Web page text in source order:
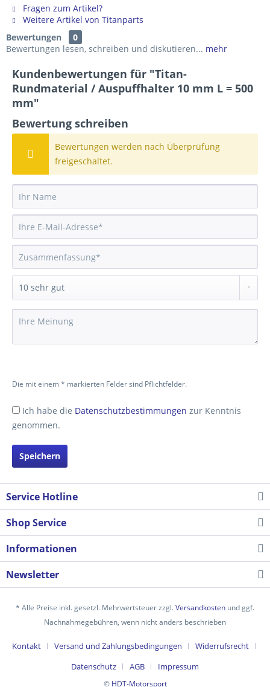
Fragen zum Artikel?
Weitere Artikel von Titanparts
Bewertungen
0
Bewertungen lesen, schreiben und diskutieren... mehr
Kundenbewertungen für "Titan-
Rundmaterial / Auspuffhalter 10 mm L = 500
mm"
Bewertung schreiben
Bewertungen werden nach Überprüfung
freigeschaltet.
Die mit einem * markierten Felder sind Pflichtfelder.
Ich habe die Datenschutzbestimmungen zur Kenntnis
genommen.
Speichern
Service Hotline
Shop Service
Informationen
Newsletter
* Alle Preise inkl. gesetzl. Mehrwertsteuer zzgl.Versandkosten und ggf.
Nachnahmegebühren, wenn nicht anders beschrieben
Kontakt Versand und Zahlungsbedingungen
Widerrufsrecht
Datenschutz
AGB Impressum
© HDT-Motorsport